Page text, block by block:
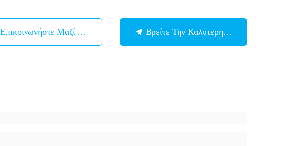
Επικοινωνήστε Μαζί Μας Βρείτε Την Καλύτερη Τιμή